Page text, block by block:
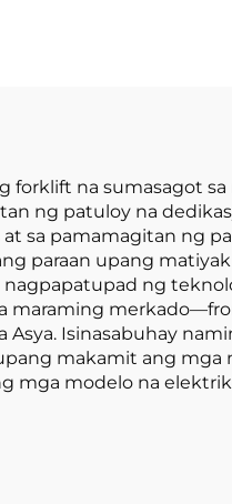
forklift na sumasagot
ng patuloy na
sa pamamagitan ng
paraan upang
ng
maraming
Isinasabuhay
makamit ang mga
mga modelo na